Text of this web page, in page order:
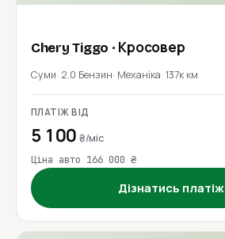
Chery Tiggo · Кросовер
Суми 2.0 Бензин Механіка 137к км
ПЛАТІЖ ВІД
5 100₴/міс
Ціна авто 166 000 ₴
Дізнатись платіж